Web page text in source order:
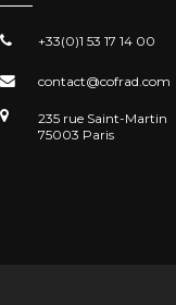
+33(0)1 53 17 14 00
contact@cofrad.com
235 rue Saint-Martin
75003 Paris